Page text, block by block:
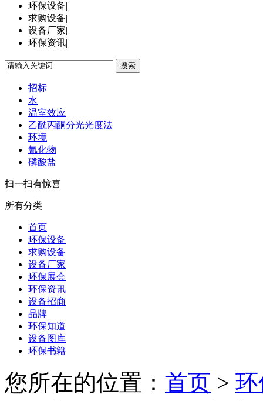
环保设备|
求购设备|
设备厂家|
环保资讯|
搜索
招标
水
温室效应
乙酰丙酮分光光度法
环境
氰化物
磷酸盐
扫一扫有惊喜
所有分类
首页
环保设备
求购设备
设备厂家
环保展会
环保资讯
设备招商
品牌
环保知道
设备图库
环保书籍
您所在的位置： 首页 >